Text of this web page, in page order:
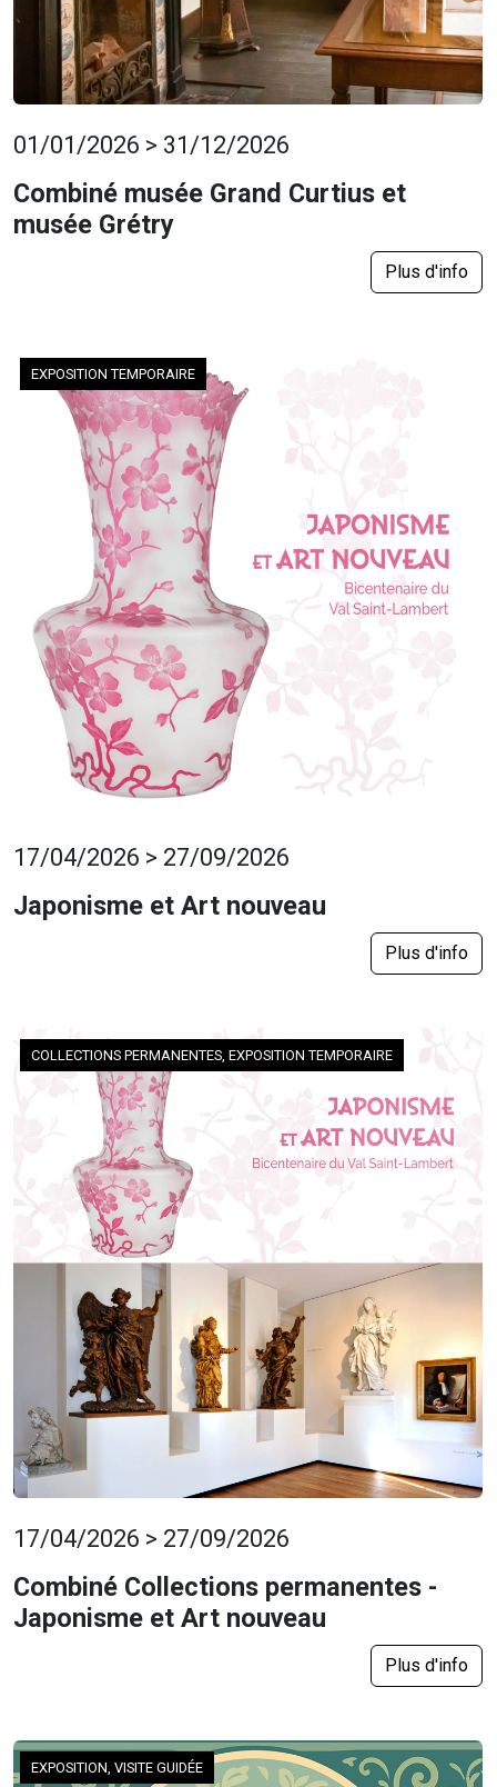
01/01/2026 > 31/12/2026
Combiné musée Grand Curtius et
musée Grétry
Plus d'info
EXPOSITION TEMPORAIRE
17/04/2026 > 27/09/2026
Japonisme et Art nouveau
Plus d'info
COLLECTIONS PERMANENTES, EXPOSITION TEMPORAIRE
17/04/2026 > 27/09/2026
Combiné Collections permanentes -
Japonisme et Art nouveau
Plus d'info
EXPOSITION, VISITE GUIDÉE